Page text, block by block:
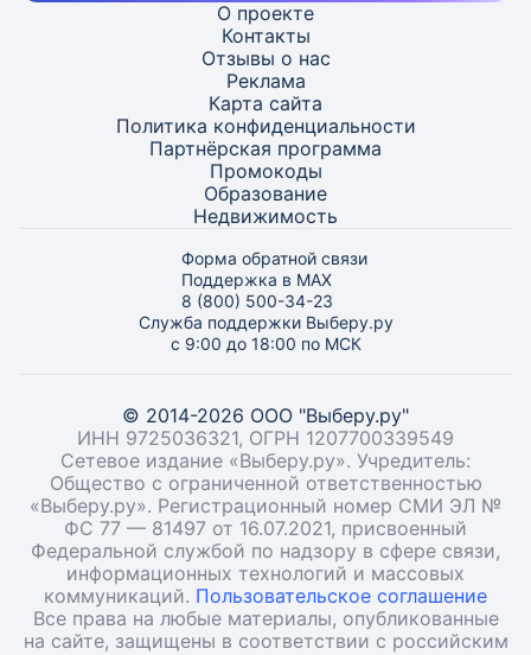
О проекте
Контакты
Отзывы о нас
Реклама
Карта сайта
Политика конфиденциальности
Партнёрская программа
Промокоды
Образование
Недвижимость
Форма обратной связи
Поддержка в MAX
8 (800) 500-34-23
Служба поддержки Выберу.ру
с 9:00 до 18:00 по МСК
© 2014-2026 ООО "Выберу.ру"
ИНН 9725036321, ОГРН 1207700339549
Сетевое издание «Выберу.ру». Учредитель:
Общество с ограниченной ответственностью
«Выберу.ру». Регистрационный номер СМИ ЭЛ №
ФС 77 — 81497 от 16.07.2021, присвоенный
Федеральной службой по надзору в сфере связи,
информационных технологий и массовых
коммуникаций. Пользовательское соглашение
Все права на любые материалы, опубликованные
на сайте, защищены в соответствии с российским